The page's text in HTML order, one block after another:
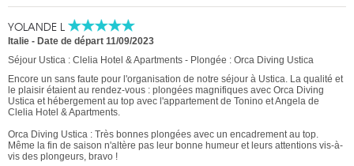
YOLANDE L
Italie - Date de départ 11/09/2023
Séjour Ustica : Clelia Hotel & Apartments - Plongée : Orca Diving Ustica
Encore un sans faute pour l'organisation de notre séjour à Ustica. La qualité et
le plaisir étaient au rendez-vous : plongées magnifiques avec Orca Diving
Ustica et hébergement au top avec l'appartement de Tonino et Angela de
Clelia Hotel & Apartments.
Orca Diving Ustica : Très bonnes plongées avec un encadrement au top.
Même la fin de saison n'altère pas leur bonne humeur et leurs attentions vis-à-
vis des plongeurs, bravo !